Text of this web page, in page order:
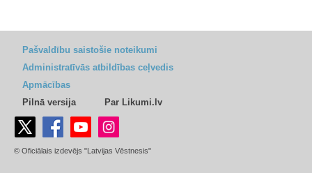
Pašvaldību saistošie noteikumi
Administratīvās atbildības ceļvedis
Apmācības
Pilnā versija
Par Likumi.lv
© Oficiālais izdevējs "Latvijas Vēstnesis"